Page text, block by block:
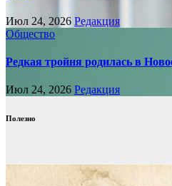
Июл 24, 2026 Редакция
Общество
Редкая тройня родилась в
Июл 24, 2026 Редакция
Полезно